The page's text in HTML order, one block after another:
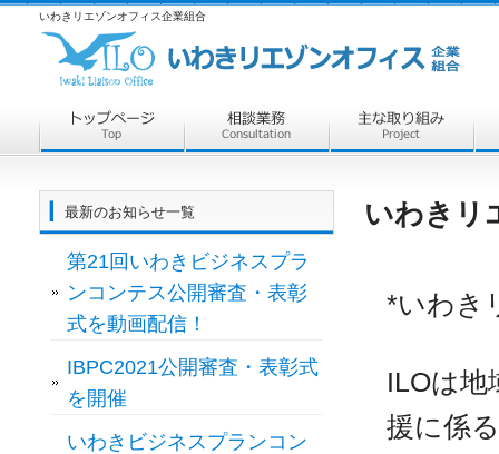
いわきリエゾンオフィス企業組合
いわきリ
*いわき
ILOは地
援に係
最新のお知らせ一覧
第21回いわきビジネスプラ
ンコンテス公開審査・表彰
式を動画配信！
IBPC2021公開審査・表彰式
を開催
いわきビジネスプランコン